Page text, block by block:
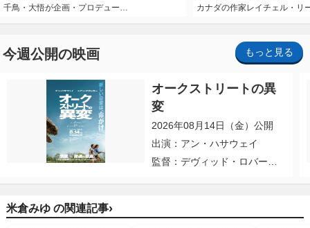
千鳥・大悟が企画・プロデュー…
カナダの作家レイチェル・リ
今週公開の映画 もっと見る
オークストリートの異
変
2026年08月14日（金）公開
出演：アン・ハサウェイ
監督：デヴィッド・ロバー
米倉みゆ の関連記事›